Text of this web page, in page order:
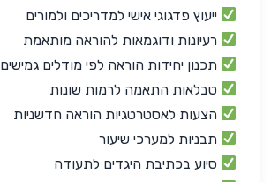
ייעוץ פדגוגי אישי למדריכים ולמורים
רעיונות ודוגמאות להוראה מותאמת
תכנון יחידות הוראה לפי מודלים גמישים
טבלאות התאמה לרמות שונות
הצעות לאסטרטגיות הוראה חדשניות
תבניות למערכי שיעור
סיוע בכתיבת היגדים לתעודה